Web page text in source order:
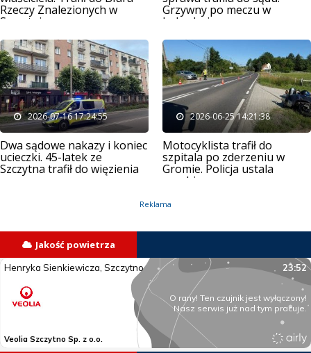
Rzeczy Znalezionych w
Szczytnie
Grzywny po meczu w
Jedwabnie
2026-07-16 17:24:55
Dwa sądowe nakazy i koniec
ucieczki. 45-latek ze
Szczytna trafił do więzienia
2026-06-25 14:21:38
Motocyklista trafił do
szpitala po zderzeniu w
Gromie. Policja ustala
przebieg porannego
Reklama
Jakość powietrza